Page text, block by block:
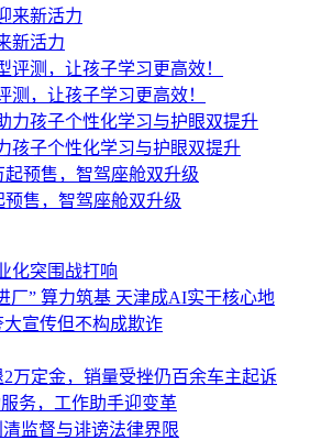
新活力
测，让孩子学习更高效！
孩子个性化学习与护眼双提升
售，智驾座舱双升级
化突围战打响
厂” 算力筑基 天津成AI实干核心地
宣传但不构成欺诈
万定金，销量受挫仍百余车主起诉
务，工作助手迎变革
监督与诽谤法律界限